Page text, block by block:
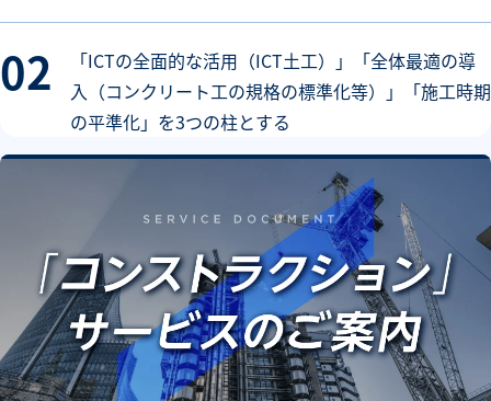
「ICTの全面的な活用（ICT土工）」「全体最適の導
入（コンクリート工の規格の標準化等）」「施工時期
の平準化」を3つの柱とする